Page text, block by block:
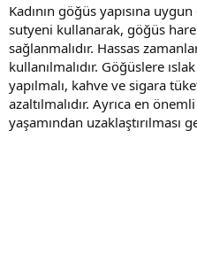
Kadının göğüs yapısına
sutyeni kullanarak, göğüs
sağlanmalıdır. Hassas
kullanılmalıdır. Göğüslere
yapılmalı, kahve ve sigara
azaltılmalıdır. Ayrıca en
yaşamından uzaklaştırılması